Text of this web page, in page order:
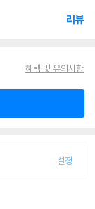
리뷰
혜택 및 유의사항
설정